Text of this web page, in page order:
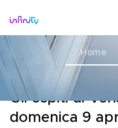
Home
OSPITI
Gli ospiti di
domenica 9